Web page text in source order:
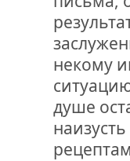
некому
душе